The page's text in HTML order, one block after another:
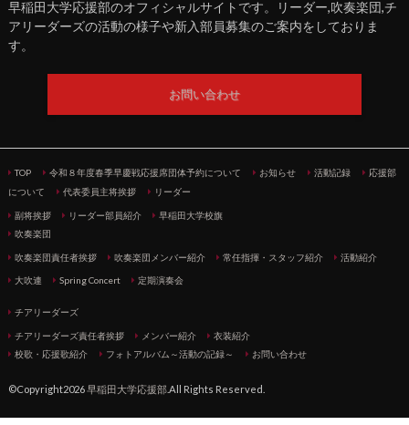
早稲田大学応援部のオフィシャルサイトです。リーダー,吹奏楽団,チ
アリーダーズの活動の様子や新入部員募集のご案内をしておりま
す。
お問い合わせ
TOP 令和８年度春季早慶戦応援席団体予約について お知らせ 活動記録
応援部
について
代表委員主将挨拶 リーダー
副将挨拶 リーダー部員紹介
早稲田大学校旗
吹奏楽団
吹奏楽団責任者挨拶 吹奏楽団メンバー紹介 常任指揮・スタッフ紹介 活動紹介
大吹連 Spring Concert 定期演奏会
チアリーダーズ
チアリーダーズ責任者挨拶 メンバー紹介
衣装紹介
校歌・応援歌紹介
フォトアルバム～活動の記録～ お問い合わせ
©Copyright2026早稲田大学応援部.All Rights Reserved.